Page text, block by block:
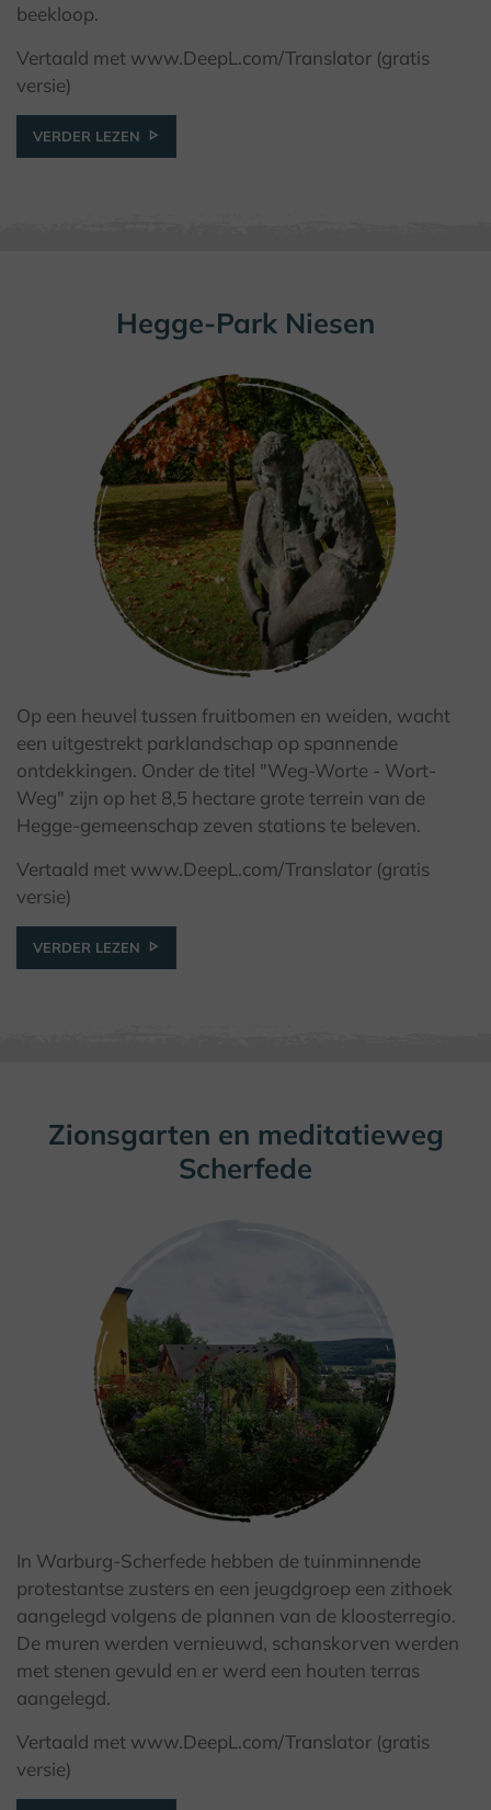
beekloop.
Vertaald met www.DeepL.com/Translator (gratis
versie)
VERDER LEZEN
Hegge-Park Niesen
© Kulturland Kreis Höxter / K. Krajewski
Op een heuvel tussen fruitbomen en weiden, wacht
een uitgestrekt parklandschap op spannende
ontdekkingen. Onder de titel "Weg-Worte - Wort-
Weg" zijn op het 8,5 hectare grote terrein van de
Hegge-gemeenschap zeven stations te beleven.
Vertaald met www.DeepL.com/Translator (gratis
versie)
VERDER LEZEN
Zionsgarten en meditatieweg
Scherfede
© Kulturland Kreis Höxter / K. Krajewski
In Warburg-Scherfede hebben de tuinminnende
protestantse zusters en een jeugdgroep een zithoek
aangelegd volgens de plannen van de kloosterregio.
De muren werden vernieuwd, schanskorven werden
met stenen gevuld en er werd een houten terras
aangelegd.
Vertaald met www.DeepL.com/Translator (gratis
versie)